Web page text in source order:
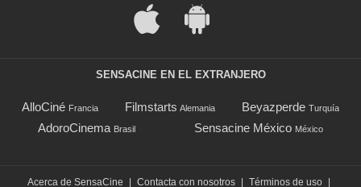
SENSACINE EN EL EXTRANJERO
AlloCiné Francia Filmstarts Alemania Beyazperde Turquía
AdoroCinema Brasil Sensacine México México
Acerca de SensaCine Contacta con nosotros Términos de uso